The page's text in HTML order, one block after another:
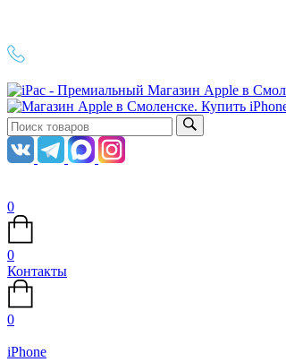
0
0
Контакты
0
iPhone